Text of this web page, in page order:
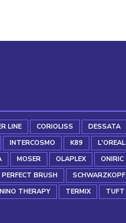
LINE CORIOLISS DESSATA
INTERCOSMO K89
L'OREAL
MOSER OLAPLEX
ONIRIC
PERFECT BRUSH
SCHWARZKOPF
THERAPY TERMIX TUFT